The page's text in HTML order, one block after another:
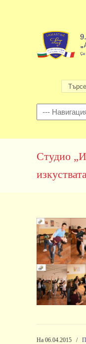
Навигация
Студио
На 06.04.2015 /